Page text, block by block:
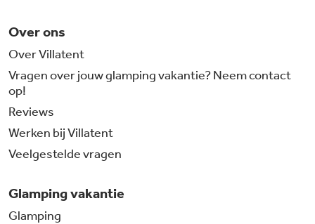
Over ons
Over Villatent
Vragen over jouw glamping vakantie? Neem contact
op!
Reviews
Werken bij Villatent
Veelgestelde vragen
Glamping vakantie
Glamping